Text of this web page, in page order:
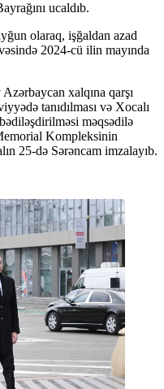
ucaldıb.
olaraq, işğaldan azad
2024-cü ilin mayında
xalqına qarşı
tanıdılması və Xocalı
məqsədilə
Kompleksinin
25-də Sərəncam imzalayıb.